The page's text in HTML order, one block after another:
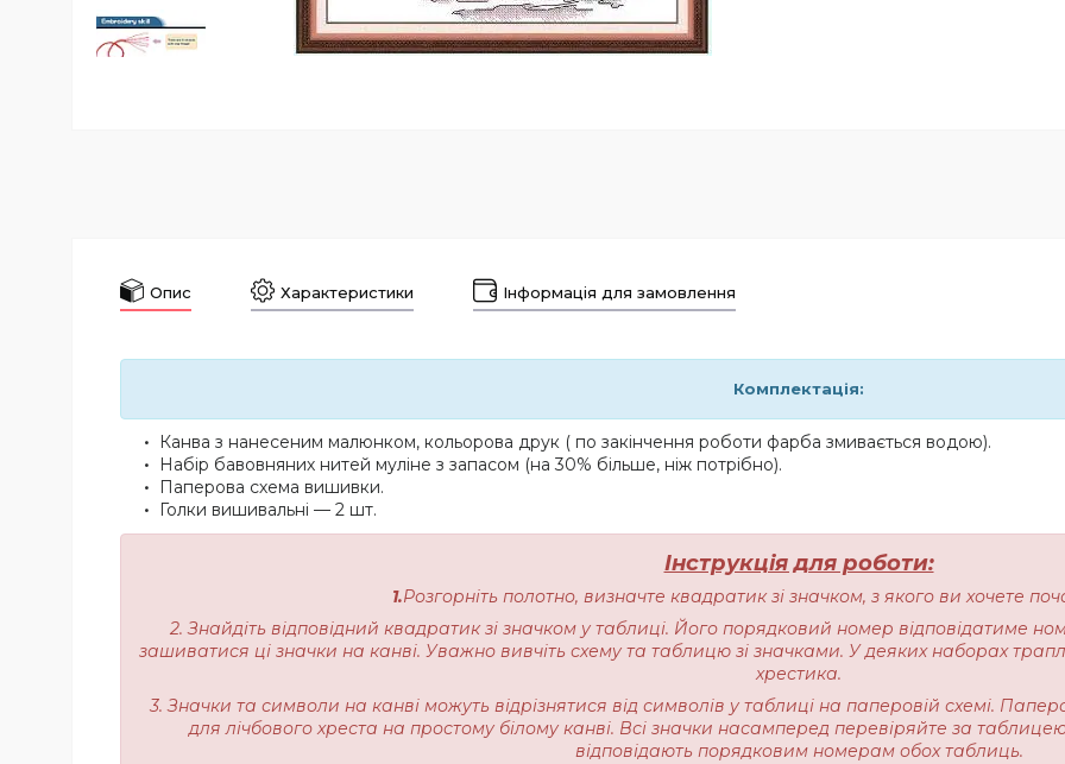
Опис Характеристики Інформація для замовлення
Комплектація:
Канва з нанесеним малюнком, кольорова друк ( по закінчення роботи фарба змивається водою).
Набір бавовняних нитей муліне з запасом (на 30% більше, ніж потрібно).
Паперова схема вишивки.
Голки вишивальні — 2 шт.
Інструкція для роботи:
1.Розгорніть полотно, визначте квадратик зі значком, з якого ви хочете
2. Знайдіть відповідний квадратик зі значком у таблиці. Його порядковий номер відповідатиме
зашиватися ці значки на канві. Уважно вивчіть схему та таблицю зі значками. У деяких наборах
хрестика.
3. Значки та символи на канві можуть відрізнятися від символів у таблиці на паперовій схемі.
для лічбового хреста на простому білому канві. Всі значки насамперед перевіряйте за
відповідають порядковим номерам обох таблиць.